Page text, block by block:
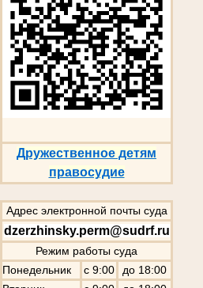
Дружественное детям
правосудие
Адрес электронной почты суда
dzerzhinsky.perm@sudrf.ru
Режим работы суда
Понедельник
с 9:00
до 18:00